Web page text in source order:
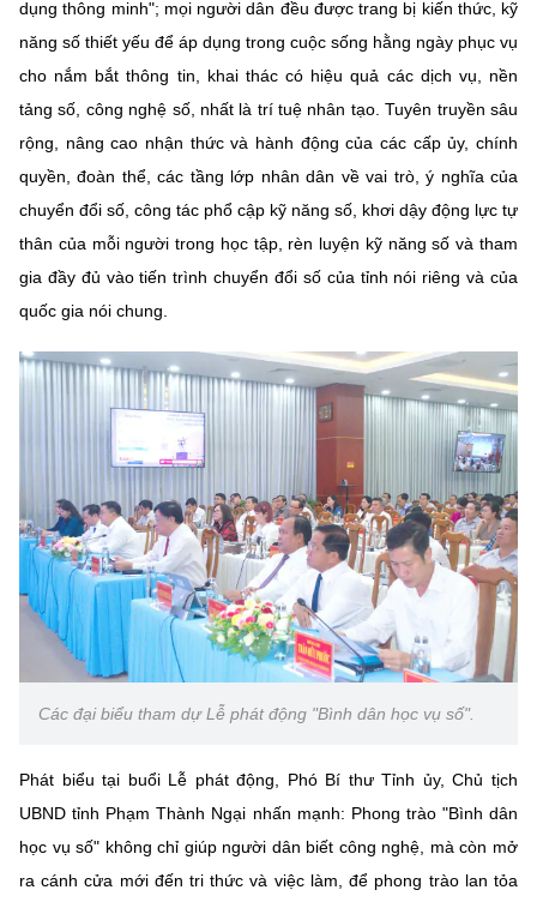
Chọn ngôn ngữ
Vietnamese English
BỘ KHOA HỌC VÀ CÔNG NGHỆ
MINISTRY OF SCIENCE AND TECHNOLOGY
Điều khoản sử dụng Theo dõi MST:
Cơ quan chủ quản: Bộ Khoa học và Công nghệ (MST)
Chịu trách nhiệm nội dung: Nguyễn Thị Hải Hằng
Giám đốc Trung tâm Truyền thông Khoa học và Công nghệ.
Địa chỉ: Ban Biên tập Cổng TTĐT - 18 Nguyễn Du, TP. Hà Nội
Điện thoại: 024 3936 9506
Email:stc@mst.gov.vn
©2026 Bản quyền thuộc Bộ Khoa Học và Công Nghệ
(Ghi rõ nguồn "https://mst.gov.vn" khi phát hành lại thông tin từ
website này)
dụng thông minh"; mọi người dân đều được trang bị kiến thức, kỹ
năng số thiết yếu để áp dụng trong cuộc sống hằng ngày phục vụ
cho nắm bắt thông tin, khai thác có hiệu quả các dịch vụ, nền
tảng số, công nghệ số, nhất là trí tuệ nhân tạo. Tuyên truyền sâu
rộng, nâng cao nhận thức và hành động của các cấp ủy, chính
quyền, đoàn thể, các tầng lớp nhân dân về vai trò, ý nghĩa của
chuyển đổi số, công tác phổ cập kỹ năng số, khơi dậy động lực tự
thân của mỗi người trong học tập, rèn luyện kỹ năng số và tham
gia đầy đủ vào tiến trình chuyển đổi số của tỉnh nói riêng và của
quốc gia nói chung.
Các đại biểu tham dự Lễ phát động "Bình dân học vụ số".
Phát biểu tại buổi Lễ phát động, Phó Bí thư Tỉnh ủy, Chủ tịch
UBND tỉnh Phạm Thành Ngại nhấn mạnh: Phong trào "Bình dân
học vụ số" không chỉ giúp người dân biết công nghệ, mà còn mở
ra cánh cửa mới đến tri thức và việc làm, để phong trào lan tỏa